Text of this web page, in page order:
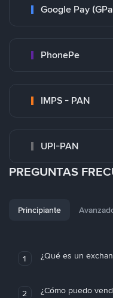
Google Pay
PhonePe
IMPS - PAN
UPI-PAN
PREGUNTAS
Principiante
1 ¿Qué es un
2
¿Cómo puedo